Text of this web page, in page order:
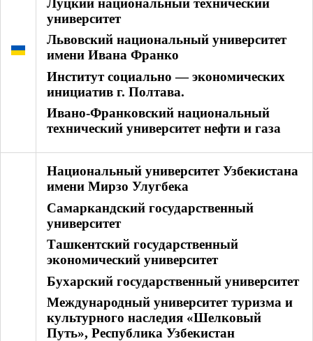
Луцкий национальный технический
университет
Львовский национальный университет
имени Ивана Франко
Институт социально — экономических
инициатив г. Полтава.
Ивано-Франковский национальный
технический университет нефти и газа
Национальный университет Узбекистана
имени Мирзо Улугбека
Самаркандский государственный
университет
Ташкентский государственный
экономический университет
Бухарский государственный университет
Международный университет туризма и
культурного наследия «Шелковый
Путь», Республика Узбекистан